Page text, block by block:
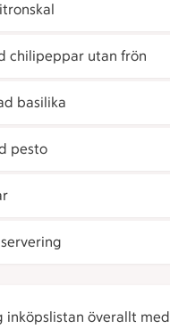
chilipeppar utan frön
basilika
pesto
inköpslistan överallt med